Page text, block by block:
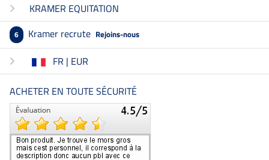
KRAMER EQUITATION
6 Kramer recrute Rejoins-nous
FR | EUR
ACHETER EN TOUTE SÉCURITÉ